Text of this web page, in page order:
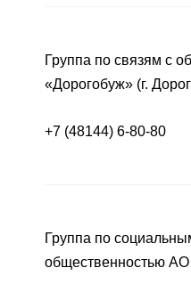
Группа по связям с
«Дорогобуж» (г.
+7 (48144) 6-80-80
Группа по
общественностью